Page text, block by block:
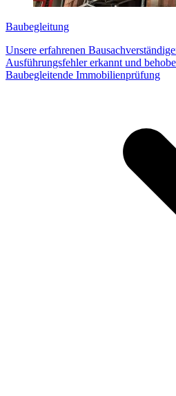
Baubegleitung
Unsere erfahrenen
Ausführungsfehler erkannt und
Baubegleitende Immobilienprüfung